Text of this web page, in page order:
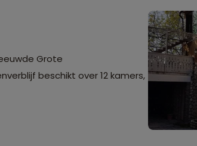
Grote
beschikt over 12 kamers,